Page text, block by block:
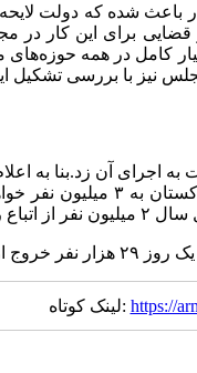
شده که دولت
اجتماعی و قضایی
در همه‌ حوزه‌های
ایران اخراج شده‌اند و در مدت
لینک کوتاه: https://